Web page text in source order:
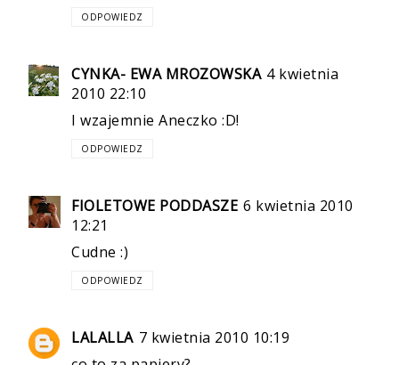
ODPOWIEDZ
CYNKA- EWA MROZOWSKA 4 kwietnia
2010 22:10
I wzajemnie Aneczko :D!
ODPOWIEDZ
FIOLETOWE PODDASZE 6 kwietnia 2010
12:21
Cudne :)
ODPOWIEDZ
LALALLA 7 kwietnia 2010 10:19